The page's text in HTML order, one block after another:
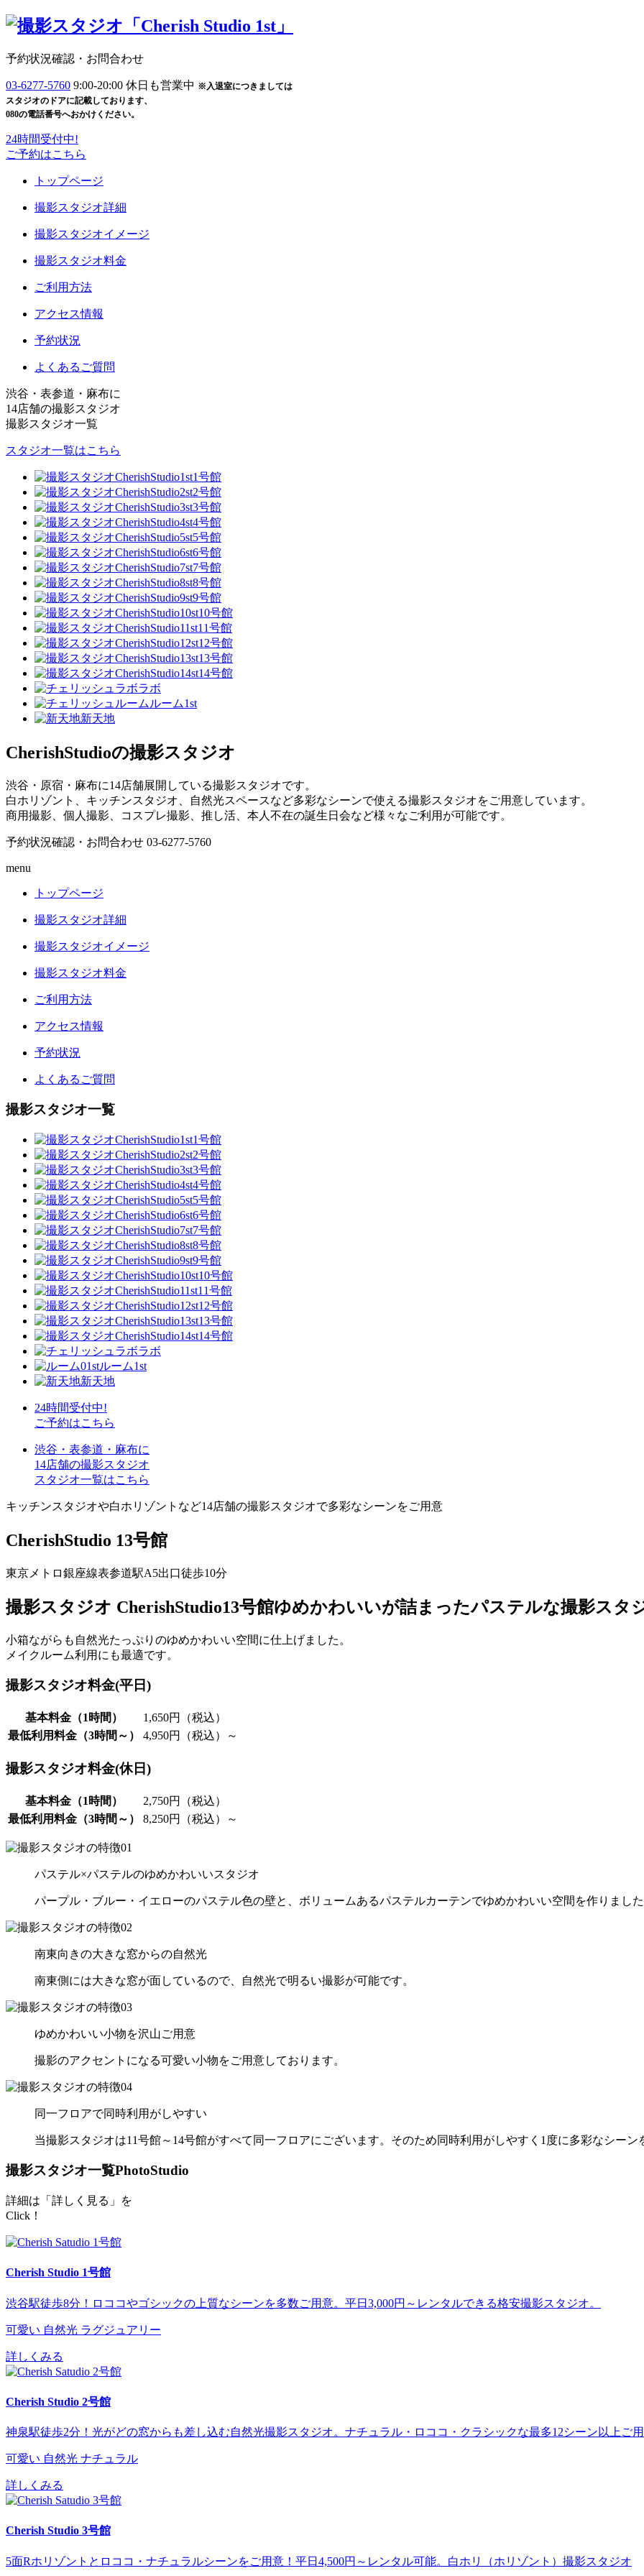
予約状況確認・お問合わせ
03-6277-5760 9:00-20:00 休日も営業中 ※入退室につきましては
スタジオのドアに記載しております、
080の電話番号へおかけください。
24時間受付中!
ご予約はこちら
トップページ
撮影スタジオ詳細
撮影スタジオイメージ
撮影スタジオ料金
ご利用方法
アクセス情報
予約状況
よくあるご質問
渋谷・表参道・麻布に
14店舗の撮影スタジオ
撮影スタジオ一覧
スタジオ一覧はこちら
1号館
2号館
3号館
4号館
5号館
6号館
7号館
8号館
9号館
10号館
11号館
12号館
13号館
14号館
ラボ
ルーム1st
新天地
CherishStudioの撮影スタジオ
渋谷・原宿・麻布に14店舗展開している撮影スタジオです。
白ホリゾント、キッチンスタジオ、自然光スペースなど多彩なシーンで使える撮影スタジオをご用意しています。
商用撮影、個人撮影、コスプレ撮影、推し活、本人不在の誕生日会など様々なご利用が可能です。
予約状況確認・お問合わせ 03-6277-5760
menu
トップページ
撮影スタジオ詳細
撮影スタジオイメージ
撮影スタジオ料金
ご利用方法
アクセス情報
予約状況
よくあるご質問
撮影スタジオ一覧
1号館
2号館
3号館
4号館
5号館
6号館
7号館
8号館
9号館
10号館
11号館
12号館
13号館
14号館
ラボ
ルーム1st
新天地
24時間受付中!
ご予約はこちら
渋谷・表参道・麻布に
14店舗の撮影スタジオ
スタジオ一覧はこちら
キッチンスタジオや白ホリゾントなど14店舗の撮影スタジオで多彩なシーンをご用意
CherishStudio 13号館
東京メトロ銀座線表参道駅A5出口徒歩10分
撮影スタジオ CherishStudio13号館ゆめかわいいが詰まったパステルな撮影スタ
小箱ながらも自然光たっぷりのゆめかわいい空間に仕上げました。
メイクルーム利用にも最適です。
撮影スタジオ料金(平日)
基本料金 （1時間） 1,650円
（税込）
最低利用料金 （3時間～） 4,950円 （税込） ～
撮影スタジオ料金(休日)
基本料金 （1時間） 2,750円
（税込）
最低利用料金 （3時間～） 8,250円 （税込） ～
パステル×パステルのゆめかわいいスタジオ
パープル・ブルー・イエローのパステル色の壁と、ボリュームあるパステルカーテンでゆめかわいい空間を作りまし
南東向きの大きな窓からの自然光
南東側には大きな窓が面しているので、自然光で明るい撮影が可能です。
ゆめかわいい小物を沢山ご用意
撮影のアクセントになる可愛い小物をご用意しております。
同一フロアで同時利用がしやすい
当撮影スタジオは11号館～14号館がすべて同一フロアにございます。そのため同時利用がしやすく1度に多彩なシー
撮影スタジオ一覧PhotoStudio
詳細は「詳しく見る」を
Click！
Cherish Studio 1号館
渋谷駅徒歩8分！ロココやゴシックの上質なシーンを多数ご用意。平日3,000円～レンタルできる格安撮影スタジオ。
可愛い 自然光 ラグジュアリー
詳しくみる
Cherish Studio 2号館
神泉駅徒歩2分！光がどの窓からも差し込む自然光撮影スタジオ。ナチュラル・ロココ・クラシックな最多12シーン以上ご
可愛い 自然光 ナチュラル
詳しくみる
Cherish Studio 3号館
5面Rホリゾントとロココ・ナチュラルシーンをご用意！平日4,500円～レンタル可能。白ホリ（ホリゾント）撮影スタジオ